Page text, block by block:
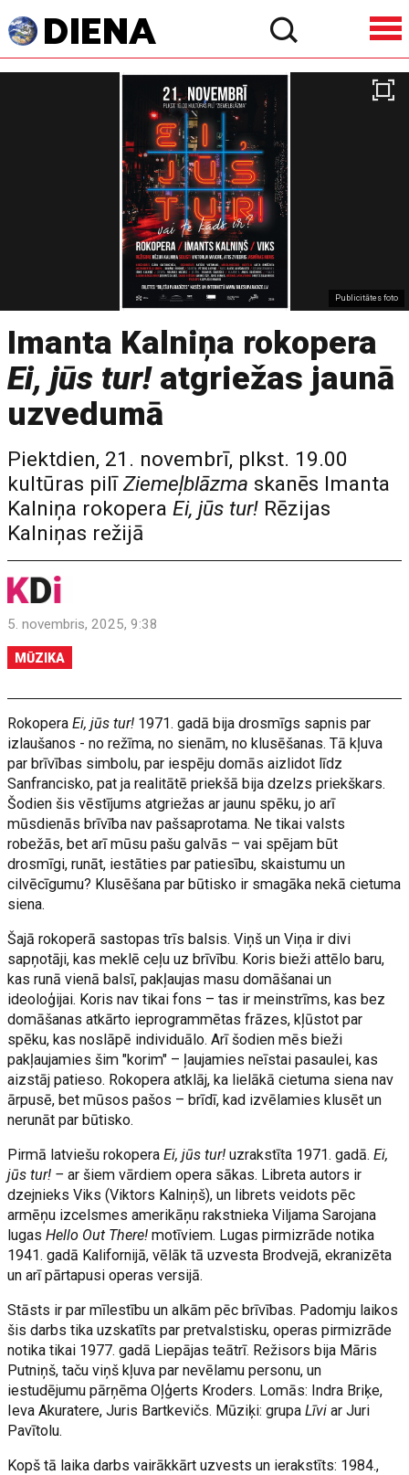
Publicitātes foto
Imanta Kalniņa rokopera
Ei, jūs tur!atgriežas jaunā
uzvedumā
Piektdien, 21. novembrī, plkst. 19.00
kultūras pilīZiemeļblāzma skanēs Imanta
Kalniņa rokoperaEi, jūs tur! Rēzijas
Kalniņas režijā
5. novembris, 2025, 9:38
MŪZIKA
RokoperaEi, jūs tur! 1971. gadā bija drosmīgs sapnis par
izlaušanos - no režīma, no sienām, no klusēšanas. Tā kļuva
par brīvības simbolu, par iespēju domās aizlidot līdz
Sanfrancisko, pat ja realitātē priekšā bija dzelzs priekškars.
Šodien šis vēstījums atgriežas ar jaunu spēku, jo arī
mūsdienās brīvība nav pašsaprotama. Ne tikai valsts
robežās, bet arī mūsu pašu galvās – vai spējam būt
drosmīgi, runāt, iestāties par patiesību, skaistumu un
cilvēcīgumu? Klusēšana par būtisko ir smagāka nekā cietuma
siena.
Šajā rokoperā sastopas trīs balsis. Viņš un Viņa ir divi
sapņotāji, kas meklē ceļu uz brīvību. Koris bieži attēlo baru,
kas runā vienā balsī, pakļaujas masu domāšanai un
ideoloģijai. Koris nav tikai fons – tas ir meinstrīms, kas bez
domāšanas atkārto ieprogrammētas frāzes, kļūstot par
spēku, kas noslāpē individuālo. Arī šodien mēs bieži
pakļaujamies šim "korim" – ļaujamies neīstai pasaulei, kas
aizstāj patieso. Rokopera atklāj, ka lielākā cietuma siena nav
ārpusē, bet mūsos pašos – brīdī, kad izvēlamies klusēt un
nerunāt par būtisko.
Pirmā latviešu rokoperaEi, jūs tur!uzrakstīta 1971. gadā. Ei,
jūs tur! – ar šiem vārdiem opera sākas. Libreta autors ir
dzejnieks Viks (Viktors Kalniņš), un librets veidots pēc
armēņu izcelsmes amerikāņu rakstnieka Viljama Sarojana
lugasHello Out There! motīviem. Lugas pirmizrāde notika
1941. gadā Kalifornijā, vēlāk tā uzvesta Brodvejā, ekranizēta
un arī pārtapusi operas versijā.
Stāsts ir par mīlestību un alkām pēc brīvības. Padomju laikos
šis darbs tika uzskatīts par pretvalstisku, operas pirmizrāde
notika tikai 1977. gadā Liepājas teātrī. Režisors bija Māris
Putniņš, taču viņš kļuva par nevēlamu personu, un
iestudējumu pārņēma Oļģerts Kroders. Lomās: Indra Briķe,
Ieva Akuratere, Juris Bartkevičs. Mūziķi: grupa Līvi ar Juri
Pavītolu.
Kopš tā laika darbs vairākkārt uzvests un ierakstīts: 1984.,